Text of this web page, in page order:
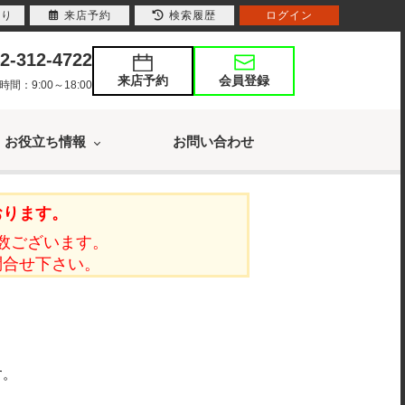
312-4722
間：9:00～18:00 来店予約 会員登録
お役立ち情報 お問い合わせ
ます。
ざいます。
せ下さい。
来店予約 検索履歴 ログイン